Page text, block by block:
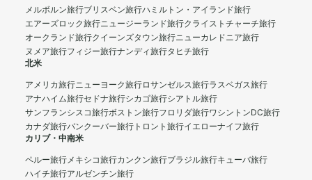
メルボルン旅行ブリスベン旅行ハミルトン・アイランド旅行
エアーズロック旅行ニュージーランド旅行クライストチャーチ旅行
オークランド旅行クイーンズタウン旅行ニューカレドニア旅行
ヌメア旅行フィジー旅行ナンディ旅行タヒチ旅行
北米
アメリカ旅行ニューヨーク旅行ロサンゼルス旅行ラスベガス旅行
アナハイム旅行セドナ旅行シカゴ旅行シアトル旅行
サンフランシスコ旅行ボストン旅行フロリダ旅行ワシントンDC旅行
カナダ旅行バンクーバー旅行 トロント旅行イエローナイフ旅行
カリブ・中南米
ペルー旅行メキシコ旅行カンクン旅行ブラジル旅行キューバ旅行
ハイチ旅行アルゼンチン旅行